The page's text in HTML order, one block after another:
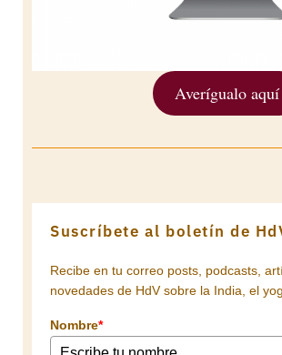
Averígualo aquí
Suscríbete al boletín de
Recibe en tu correo posts, podcasts,
novedades de HdV sobre la India, el
Nombre*